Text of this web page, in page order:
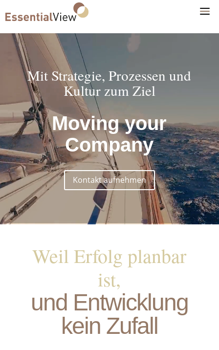
Video-
Player
Mit Strategie, Prozessen und
Kultur zum Ziel
Moving your
Company
Kontakt aufnehmen
Weil Erfolg planbar
ist,
und Entwicklung
kein Zufall